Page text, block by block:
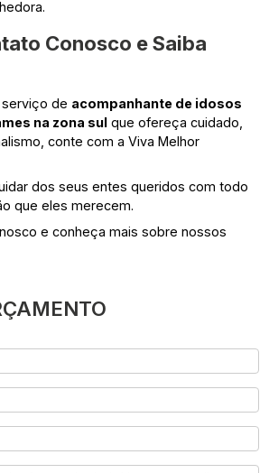
Conosco e Saiba
de acompanhante de idosos
na zona sul que ofereça cuidado,
conte com a Viva Melhor
dos seus entes queridos com todo
que eles merecem.
e conheça mais sobre nossos